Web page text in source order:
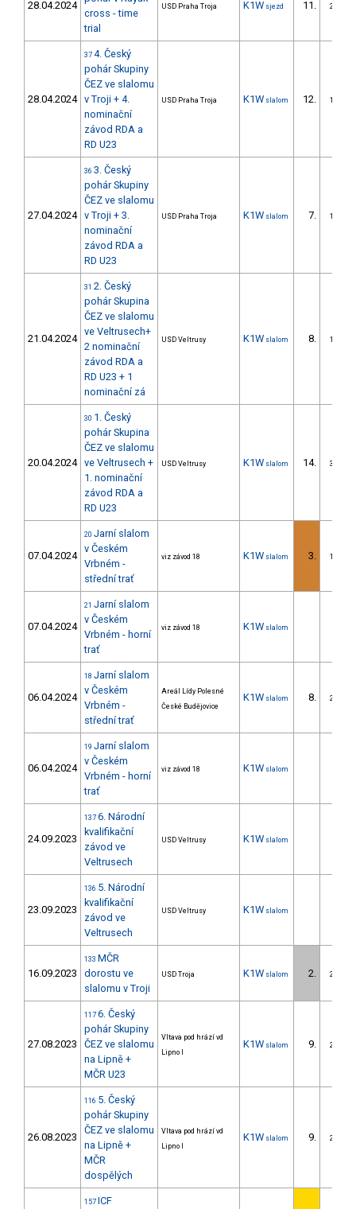
28.04.2024
cross - time
trial
USD Praha Troja K1W sjezd 11. 2/DS
28.04.2024
37 4. Český
pohár Skupiny
ČEZ ve slalomu
v Troji + 4.
nominační
závod RDA a
RD U23
USD Praha Troja K1W slalom 12. 1/DS
27.04.2024
36 3. Český
pohár Skupiny
ČEZ ve slalomu
v Troji + 3.
nominační
závod RDA a
RD U23
USD Praha Troja K1W slalom 7. 1/DS
21.04.2024
31 2. Český
pohár Skupina
ČEZ ve slalomu
ve Veltrusech+
2 nominační
závod RDA a
RD U23 + 1
nominační zá
USD Veltrusy K1W slalom 8. 1/DS
20.04.2024
30 1. Český
pohár Skupina
ČEZ ve slalomu
ve Veltrusech +
1. nominační
závod RDA a
RD U23
USD Veltrusy K1W slalom 14. 3/DS
07.04.2024
20 Jarní slalom
v Českém
Vrbném -
střední trať
viz závod 18 K1W slalom 3. 1/DS
07.04.2024
21 Jarní slalom
v Českém
Vrbném - horní
trať
viz závod 18 K1W slalom
06.04.2024
18 Jarní slalom
v Českém
Vrbném -
střední trať
Areál Lídy Polesné
České Budějovice
K1W slalom 8. 2/DS
06.04.2024
19 Jarní slalom
v Českém
Vrbném - horní
trať
viz závod 18 K1W slalom
24.09.2023
137 6. Národní
kvalifikační
závod ve
Veltrusech
USD Veltrusy K1W slalom
23.09.2023
136 5. Národní
kvalifikační
závod ve
Veltrusech
USD Veltrusy K1W slalom
16.09.2023
133 MČR
dorostu ve
slalomu v Troji
USD Troja K1W slalom 2. 2/DS
27.08.2023
117 6. Český
pohár Skupiny
ČEZ ve slalomu
na Lipně +
MČR U23
Vltava pod hrází vd
Lipno I
K1W slalom 9. 2/DS
26.08.2023
116 5. Český
pohár Skupiny
ČEZ ve slalomu
na Lipně +
MČR
dospělých
Vltava pod hrází vd
Lipno I
K1W slalom 9. 2/DS
157 ICF